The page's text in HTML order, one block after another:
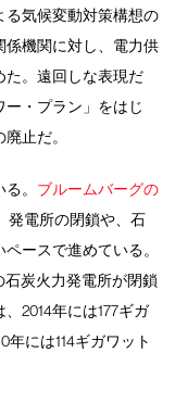
る気候変動対策構想の
係機関に対し、電力供
た。遠回しな表現だ
・プラン」をはじ
止だ。
。 ブルームバーグの
発電所の閉鎖や、石
ースで進めている。
石炭火力発電所が閉鎖
2014年には177ギガ
には114ギガワット